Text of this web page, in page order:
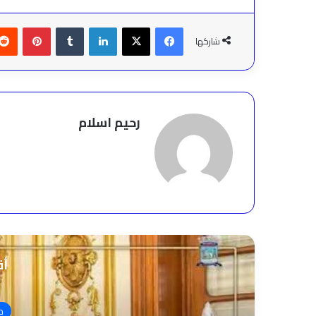
شاركها
فيسبوك‫X لينكدإن
رحيم اسلام